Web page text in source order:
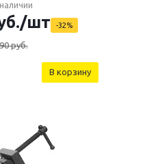
/шт -32%
руб.
В корзину